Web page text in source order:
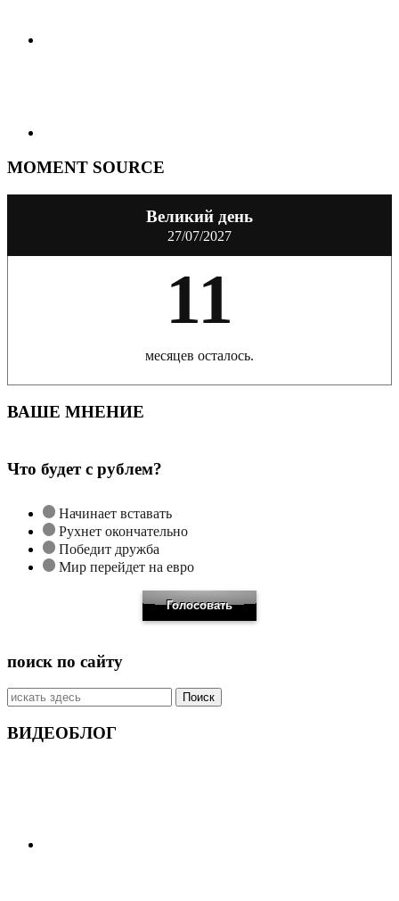
MOMENT SOURCE
Великий день
27/07/2027
11
месяцев осталось.
ВАШЕ МНЕНИЕ
Что будет с рублем?
Начинает вставать
Рухнет окончательно
Победит дружба
Мир перейдет на евро
поиск по сайту
Искать:
ВИДЕОБЛОГ